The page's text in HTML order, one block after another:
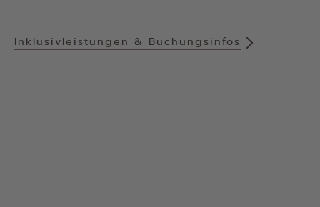
Inklusivleistungen & Buchungsinfos